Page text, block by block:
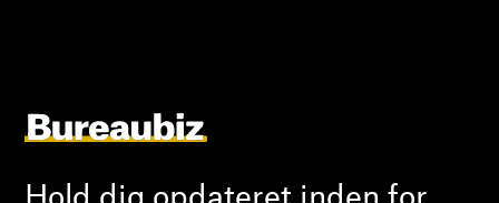
Hold dig opdateret inden for